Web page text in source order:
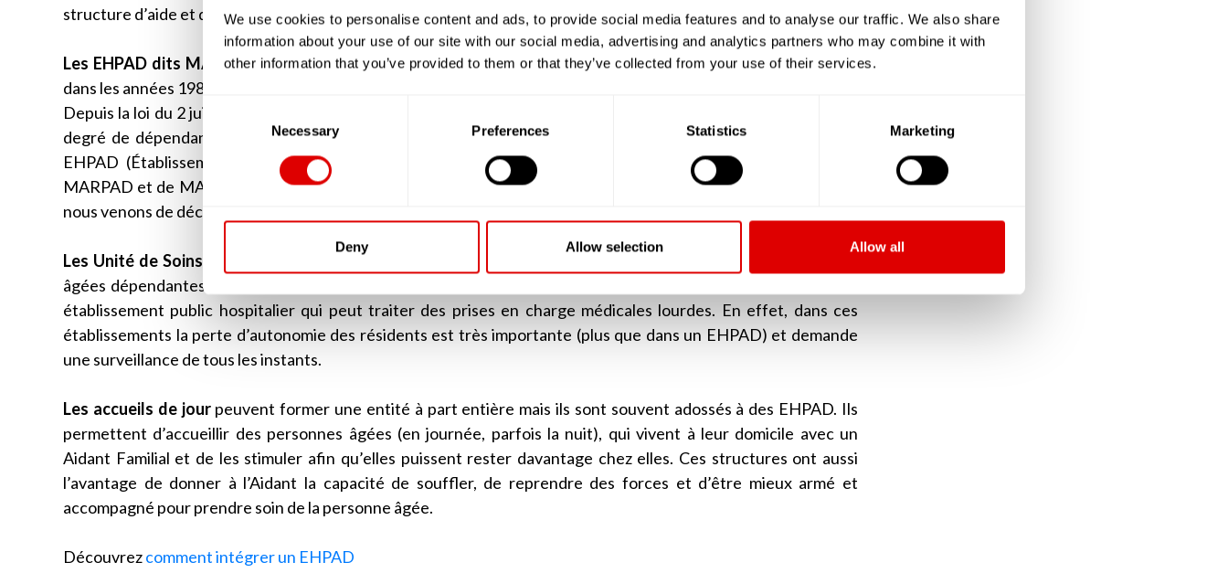
We use cookies to personalise content and ads, to provide social media features and to analyse our traffic. We also share
information about your use of our site with our social media, advertising and analytics partners who may combine it with
other information that you’ve provided to them or that they’ve collected from your use of their services.
Consent
Necessary Preferences Statistics Marketing
Deny Allow selection Allow all
structure d’aide et de soins à domicile (SAAD ou SSIAD ou SPASAD).
Les EHPAD dits MARPAD ou MAPADétaient en réalité les EHPAD implantés en milieu rural ou urbain créés
dans les années 1980 et 1990. Ces résidences ne pouvaient accueillir plus de 80 résidents.
Depuis la loi du 2 juillet 2002, les résidences qui ont une capacité d’accueil supérieure à 25 résidents et dont le
degré de dépendance de ses résidents est évalué par la grille AGGIR à plus de « 300 », doivent devenir des
EHPAD (Établissement d’Hébergement pour Personnes Âgées Dépendantes). Ainsi, lorsque l’on parle de
MARPAD et de MAPAD aujourd’hui, en réalité ce sont des EHPAD ou alors les petites unités de vie (PUV) que
nous venons de décrire.
Les Unité de Soins de Suite et de Longue Durée (USLD)
âgées dépendantes de plus de 60 ans. A la différence des EHPAD, les USLD sont plus souvent adossées à un
établissement public hospitalier qui peut traiter des prises en charge médicales lourdes. En effet, dans ces
établissements la perte d’autonomie des résidents est très importante (plus que dans un EHPAD) et demande
une surveillance de tous les instants.
Les accueils de jourpeuvent former une entité à part entière mais ils sont souvent adossés à des EHPAD. Ils
permettent d’accueillir des personnes âgées (en journée, parfois la nuit), qui vivent à leur domicile avec un
Aidant Familial et de les stimuler afin qu’elles puissent rester davantage chez elles. Ces structures ont aussi
l’avantage de donner à l’Aidant la capacité de souffler, de reprendre des forces et d’être mieux armé et
accompagné pour prendre soin de la personne âgée.
Découvrezcomment intégrer un EHPAD